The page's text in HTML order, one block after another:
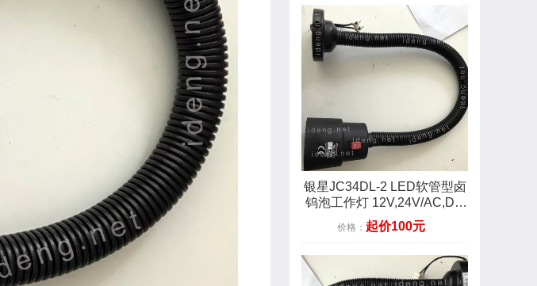
银星JC34DL-2 LED软管型卤
钨泡工作灯 12V,24V/AC,DC
3W 螺钉4-M5
价格： 起价100元